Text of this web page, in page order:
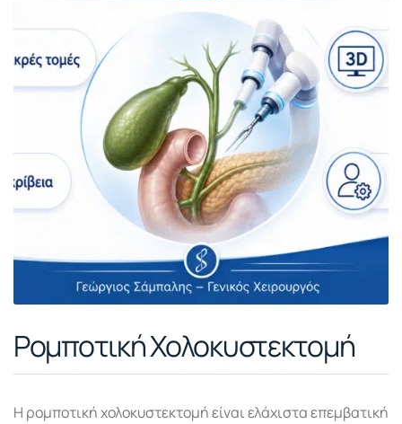
Ρομποτική Χολοκυστεκτομή
Η ρομποτική χολοκυστεκτομή είναι ελάχιστα επεμβατική